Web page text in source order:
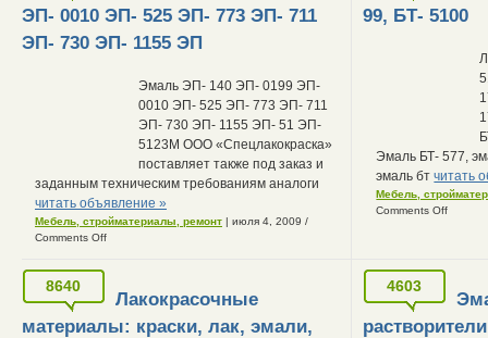
ЭП- 0010 ЭП- 525 ЭП- 773 ЭП- 711
ЭП- 730 ЭП- 1155 ЭП
Эмаль ЭП- 140 ЭП- 0199 ЭП-
0010 ЭП- 525 ЭП- 773 ЭП- 711
ЭП- 730 ЭП- 1155 ЭП- 51 ЭП-
5123М ООО «Спецлакокраска»
поставляет также под заказ и
заданным техническим требованиям аналоги
читать объявление »
Мебель, стройматериалы, ремонт | июля 4, 2009 /
Comments Off
99, БТ- 5100
Эмаль БТ- 577,
эмаль бтчитать
Мебель,
Comments Off
8640
Лакокрасочные
материалы: краски, лак, эмали,
4603
растворители